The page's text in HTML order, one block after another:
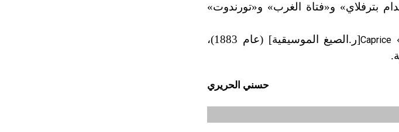
بترفلاي» و«فتاة الغرب» و«تورندوت»
Caprice
[ر.الصيغ الموسيقية] (عام 1883)،
حسني الحريري